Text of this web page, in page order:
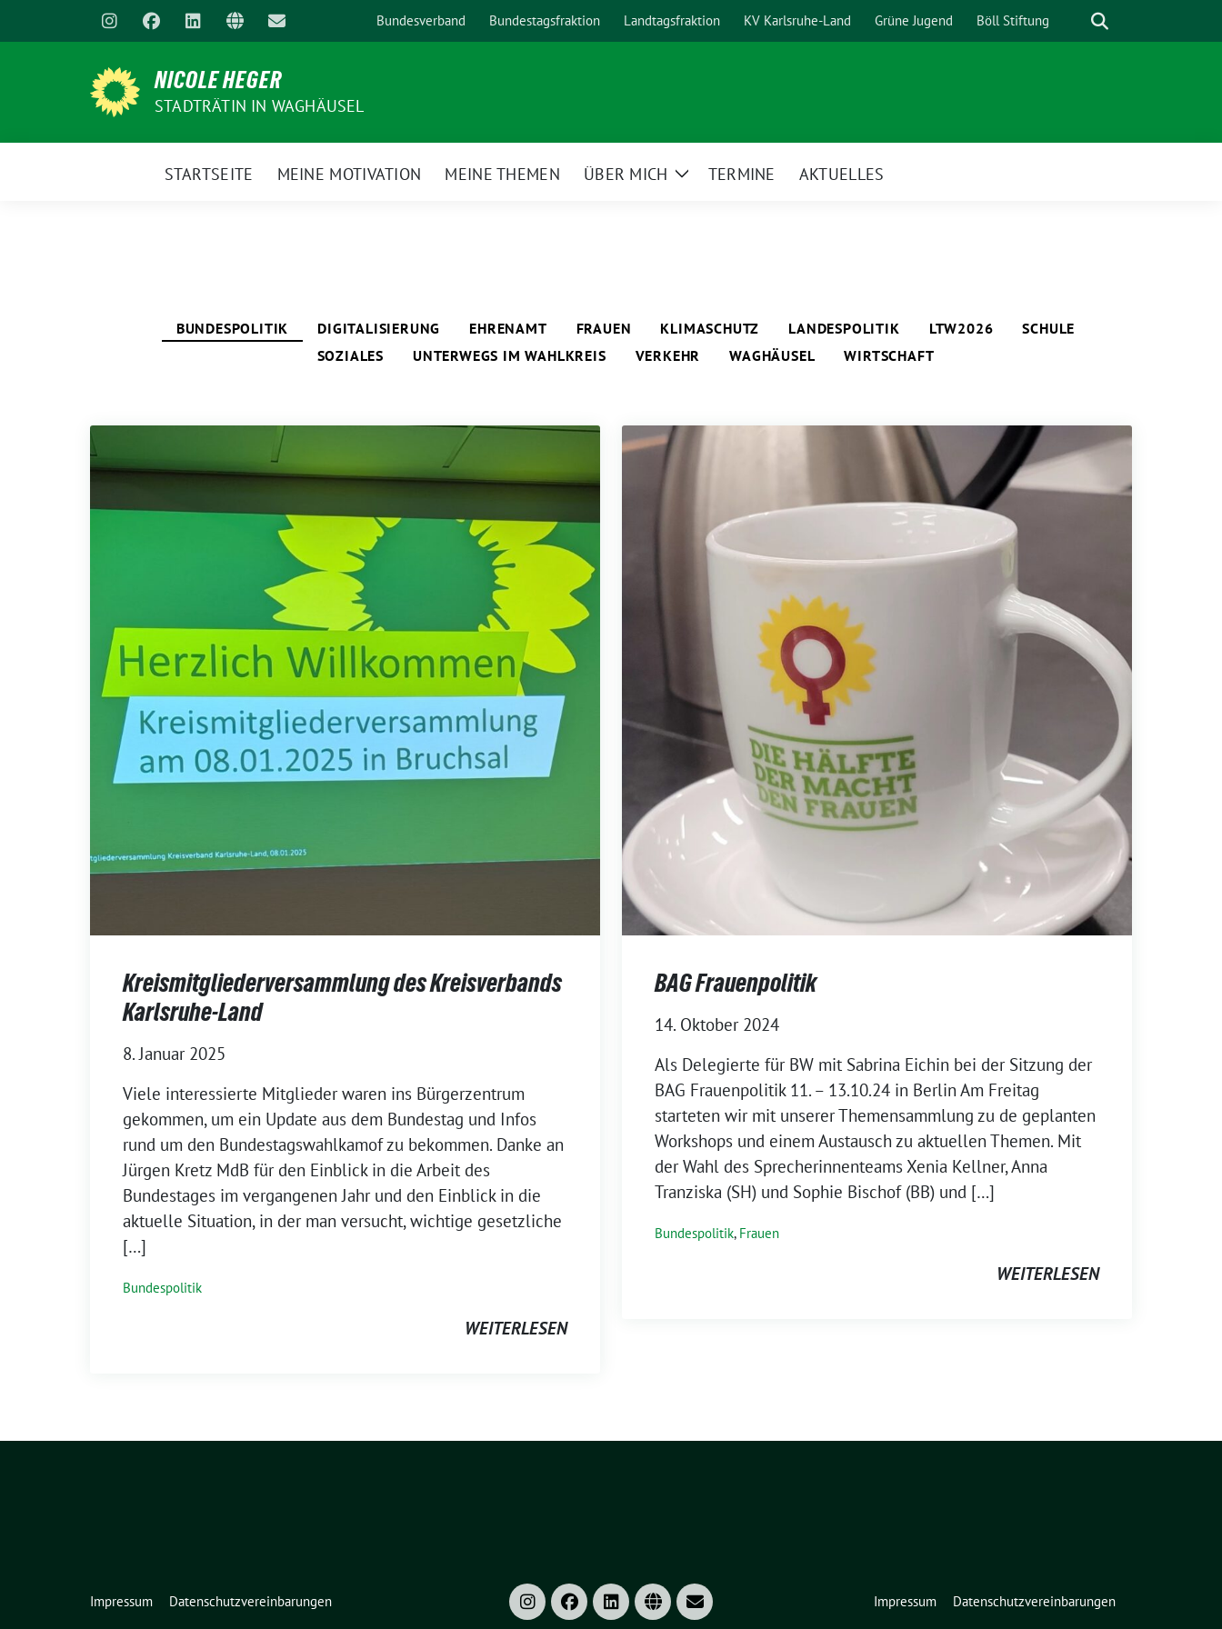
zum
Bundesverband Bundestagsfraktion Landtagsfraktion KV Karlsruhe-Land Grüne Jugend Böll Stiftung Suche
NICOLE HEGER
STADTRÄTIN IN WAGHÄUSEL
STARTSEITE MEINE MOTIVATION MEINE THEMEN ÜBER MICH
ZeigeTERMINE AKTUELLES
BUNDESPOLITIK DIGITALISIERUNG EHRENAMT FRAUEN KLIMASCHUTZ LANDESPOLITIK LTW2026
SCHULE
SOZIALES
UNTERWEGS IM WAHLKREIS VERKEHR WAGHÄUSEL WIRTSCHAFT
Kreismitgliederversammlung des Kreisverbands
Karlsruhe-Land
8. Januar 2025
Viele interessierte Mitglieder waren ins Bürgerzentrum
gekommen, um ein Update aus dem Bundestag und Infos
rund um den Bundestagswahlkamof zu bekommen. Danke an
Jürgen Kretz MdB für den Einblick in die Arbeit des
Bundestages im vergangenen Jahr und den Einblick in die
aktuelle Situation, in der man versucht, wichtige gesetzliche
[…]
Bundespolitik
WEITERLESEN
BAG Frauenpolitik
14. Oktober 2024
Als Delegierte für BW mit Sabrina Eichin bei der Sitzung der
BAG Frauenpolitik 11. – 13.10.24 in Berlin Am Freitag
starteten wir mit unserer Themensammlung zu de geplanten
Workshops und einem Austausch zu aktuellen Themen. Mit
der Wahl des Sprecherinnenteams Xenia Kellner, Anna
Tranziska (SH) und Sophie Bischof (BB) und […]
Bundespolitik, Frauen
WEITERLESEN
Impressum Datenschutzvereinbarungen Impressum Datenschutzvereinbarungen